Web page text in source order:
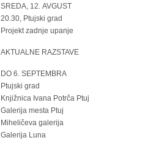
SREDA, 12. AVGUST
20.30, Ptujski grad
Projekt zadnje upanje
AKTUALNE RAZSTAVE
DO 6. SEPTEMBRA
Ptujski grad
Knjižnica Ivana Potrča Ptuj
Galerija mesta Ptuj
Miheličeva galerija
Galerija Luna